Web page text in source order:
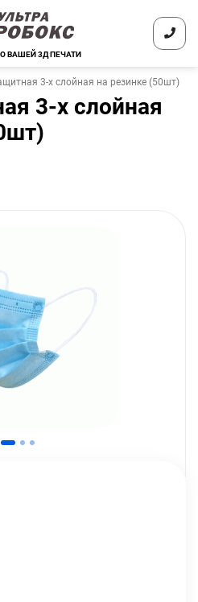
ВАШЕЙ 3Д ПЕЧАТИ
3-х слойная на резинке (50шт)
3-х слойная